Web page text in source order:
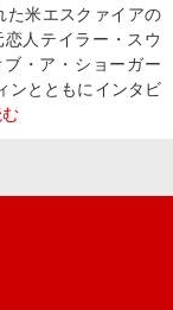
た米エスクァイアの
人テイラー・スウ
・ア・ショーガー
とともにインタビ